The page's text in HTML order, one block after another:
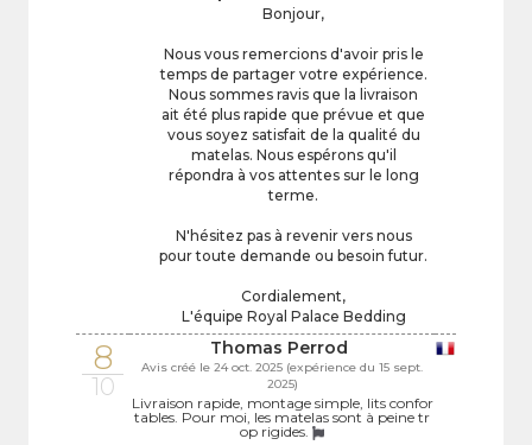
Bonjour,
Nous vous remercions d'avoir pris le
temps de partager votre expérience.
Nous sommes ravis que la livraison
ait été plus rapide que prévue et que
vous soyez satisfait de la qualité du
matelas. Nous espérons qu'il
répondra à vos attentes sur le long
terme.
N'hésitez pas à revenir vers nous
pour toute demande ou besoin futur.
Cordialement,
L'équipe Royal Palace Bedding
8
10
Thomas Perrod
Avis créé le 24 oct. 2025 (expérience du 15 sept.
2025)
Livraison rapide, montage simple, lits confor
tables. Pour moi, les matelas sont à peine tr
op rigides.